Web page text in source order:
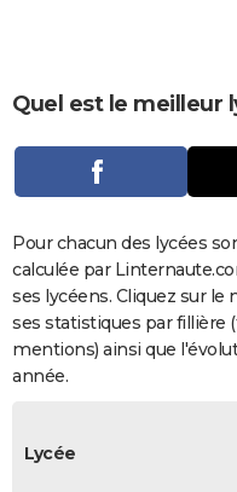
CARTE DE VOEUX
Carte de Noël
Carte Bonne année
Carte Saint-Valentin
Carte Pâques
Carte d'anniversaire
DICTIONNAIRE
COPAINS D'AVANT
S'inscrire
Se connecter
Lycées
Collèges
Primaires
Universités
Entreprises
Service militaire
Avis de recherche
AVIS DE DÉCÈS
FORUM
Quel est le meilleur
Pour chacun des lycées
calculée par
ses lycéens. Cliquez sur
ses statistiques par fillière
mentions) ainsi que
année.
Lycée